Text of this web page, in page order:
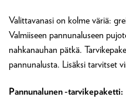
Valittavanasi on kolme väriä:
Valmiiseen pannunaluseen
nahkanauhan pätkä.
pannunalusta. Lisäksi tarvitset
Pannunalunen -tarvikepaketti: